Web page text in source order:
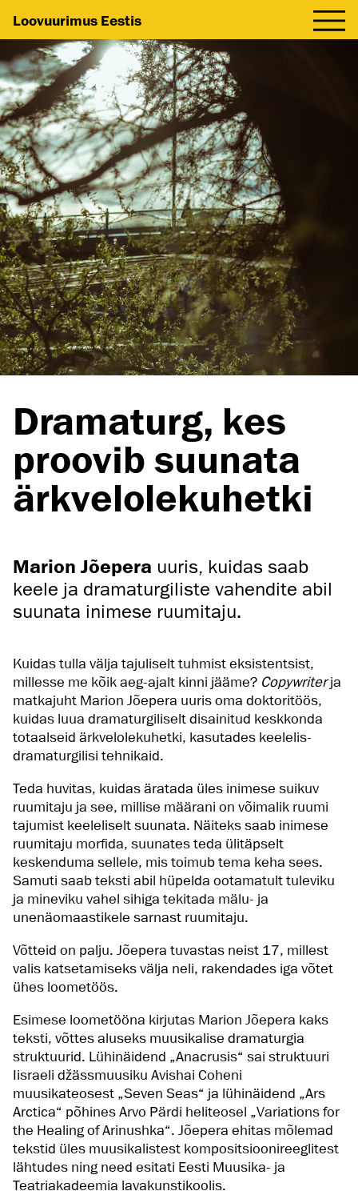
Loovuurimus Eestis
Dramaturg, kes
proovib suunata
ärkvelolekuhetki
Marion Jõepera uuris, kuidas saab
keele ja dramaturgiliste vahendite abil
suunata inimese ruumitaju.
Kuidas tulla välja tajuliselt tuhmist eksistentsist,
millesse me kõik aeg-ajalt kinni jääme? Copywriterja
matkajuht Marion Jõepera uuris oma doktoritöös,
kuidas luua dramaturgiliselt disainitud keskkonda
totaalseid ärkvelolekuhetki, kasutades keelelis-
dramaturgilisi tehnikaid.
Teda huvitas, kuidas äratada üles inimese suikuv
ruumitaju ja see, millise määrani on võimalik ruumi
tajumist keeleliselt suunata. Näiteks saab inimese
ruumitaju morfida, suunates teda ülitäpselt
keskenduma sellele, mis toimub tema keha sees.
Samuti saab teksti abil hüpelda ootamatult tuleviku
ja mineviku vahel sihiga tekitada mälu- ja
unenäomaastikele sarnast ruumitaju.
Võtteid on palju. Jõepera tuvastas neist 17, millest
valis katsetamiseks välja neli, rakendades iga võtet
ühes loometöös.
Esimese loometööna kirjutas Marion Jõepera kaks
teksti, võttes aluseks muusikalise dramaturgia
struktuurid. Lühinäidend „Anacrusis“ sai struktuuri
Iisraeli džässmuusiku Avishai Coheni
muusikateosest „Seven Seas“ ja lühinäidend „Ars
Arctica“ põhines Arvo Pärdi heliteosel „Variations for
the Healing of Arinushka“. Jõepera ehitas mõlemad
tekstid üles muusikalistest kompositsioonireeglitest
lähtudes ning need esitati Eesti Muusika- ja
Teatriakadeemia lavakunstikoolis.